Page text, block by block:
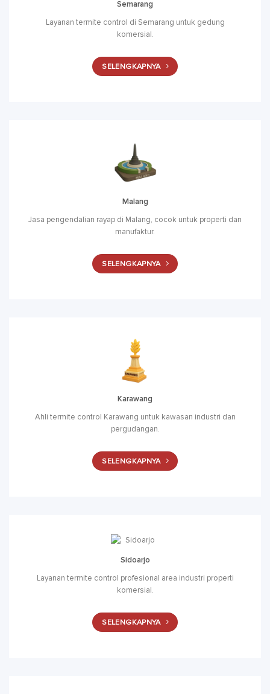
Semarang
Layanan termite control di Semarang untuk gedung
komersial.
SELENGKAPNYA
Malang
Jasa pengendalian rayap di Malang, cocok untuk properti dan
manufaktur.
SELENGKAPNYA
Karawang
Ahli termite control Karawang untuk kawasan industri dan
pergudangan.
SELENGKAPNYA
Sidoarjo
Layanan termite control profesional area industri properti
komersial.
SELENGKAPNYA